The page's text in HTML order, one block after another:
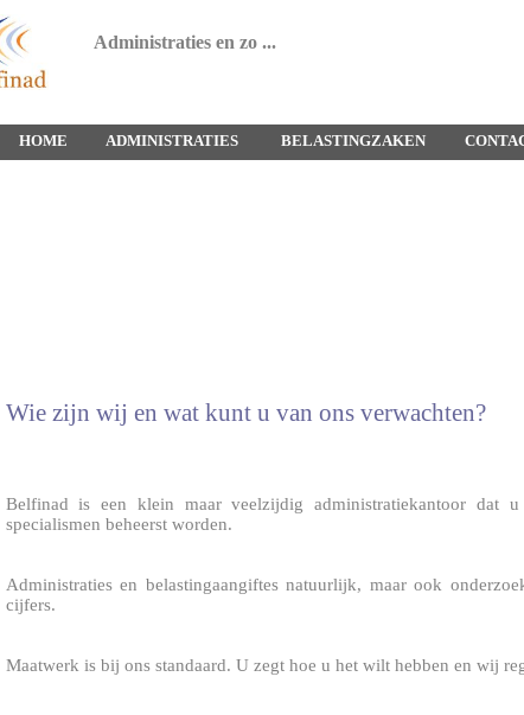
Administraties en zo ...
HOME ADMINISTRATIES BELASTINGZAKEN
Wie zijn wij en wat kunt u van ons verwachten?
Belfinad is een klein maar veelzijdig administratiekantoor dat
specialismen beheerst worden.
Administraties en belastingaangiftes natuurlijk, maar ook
cijfers.
Maatwerk is bij ons standaard. U zegt hoe u het wilt hebben en wij